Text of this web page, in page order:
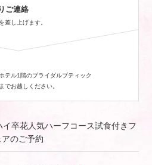
ご連絡
差し上げます。
テル1階のブライダルブティック
でお越しください。
イ卒花人気ハーフコース試食付きフ
アのご予約